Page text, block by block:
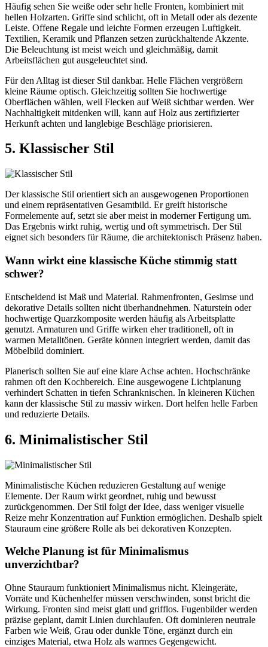
Häufig sehen Sie weiße oder sehr helle Fronten, kombiniert mit
hellen Holzarten. Griffe sind schlicht, oft in Metall oder als dezente
Leiste. Offene Regale und leichte Formen erzeugen Luftigkeit.
Textilien, Keramik und Pflanzen setzen zurückhaltende Akzente.
Die Beleuchtung ist meist weich und gleichmäßig, damit
Arbeitsflächen gut ausgeleuchtet sind.
Für den Alltag ist dieser Stil dankbar. Helle Flächen vergrößern
kleine Räume optisch. Gleichzeitig sollten Sie hochwertige
Oberflächen wählen, weil Flecken auf Weiß sichtbar werden. Wer
Nachhaltigkeit mitdenken will, kann auf Holz aus zertifizierter
Herkunft achten und langlebige Beschläge priorisieren.
5. Klassischer Stil
Der klassische Stil orientiert sich an ausgewogenen Proportionen
und einem repräsentativen Gesamtbild. Er greift historische
Formelemente auf, setzt sie aber meist in moderner Fertigung um.
Das Ergebnis wirkt ruhig, wertig und oft symmetrisch. Der Stil
eignet sich besonders für Räume, die architektonisch Präsenz haben.
Wann wirkt eine klassische Küche stimmig statt
schwer?
Entscheidend ist Maß und Material. Rahmenfronten, Gesimse und
dekorative Details sollten nicht überhandnehmen. Naturstein oder
hochwertige Quarzkomposite werden häufig als Arbeitsplatte
genutzt. Armaturen und Griffe wirken eher traditionell, oft in
warmen Metalltönen. Geräte können integriert werden, damit das
Möbelbild dominiert.
Planerisch sollten Sie auf eine klare Achse achten. Hochschränke
rahmen oft den Kochbereich. Eine ausgewogene Lichtplanung
verhindert Schatten in tiefen Schranknischen. In kleineren Küchen
kann der klassische Stil zu massiv wirken. Dort helfen helle Farben
und reduzierte Details.
6. Minimalistischer Stil
Minimalistische Küchen reduzieren Gestaltung auf wenige
Elemente. Der Raum wirkt geordnet, ruhig und bewusst
zurückgenommen. Der Stil folgt der Idee, dass weniger visuelle
Reize mehr Konzentration auf Funktion ermöglichen. Deshalb spielt
Stauraum eine größere Rolle als bei dekorativen Konzepten.
Welche Planung ist für Minimalismus
unverzichtbar?
Ohne Stauraum funktioniert Minimalismus nicht. Kleingeräte,
Vorräte und Küchenhelfer müssen verschwinden, sonst bricht die
Wirkung. Fronten sind meist glatt und grifflos. Fugenbilder werden
präzise geplant, damit Linien durchlaufen. Oft dominieren neutrale
Farben wie Weiß, Grau oder dunkle Töne, ergänzt durch ein
einziges Material, etwa Holz als warmes Gegengewicht.